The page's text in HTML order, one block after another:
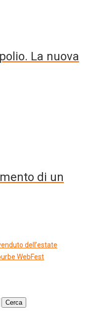
La nuova
di un
dell’estate
WebFest